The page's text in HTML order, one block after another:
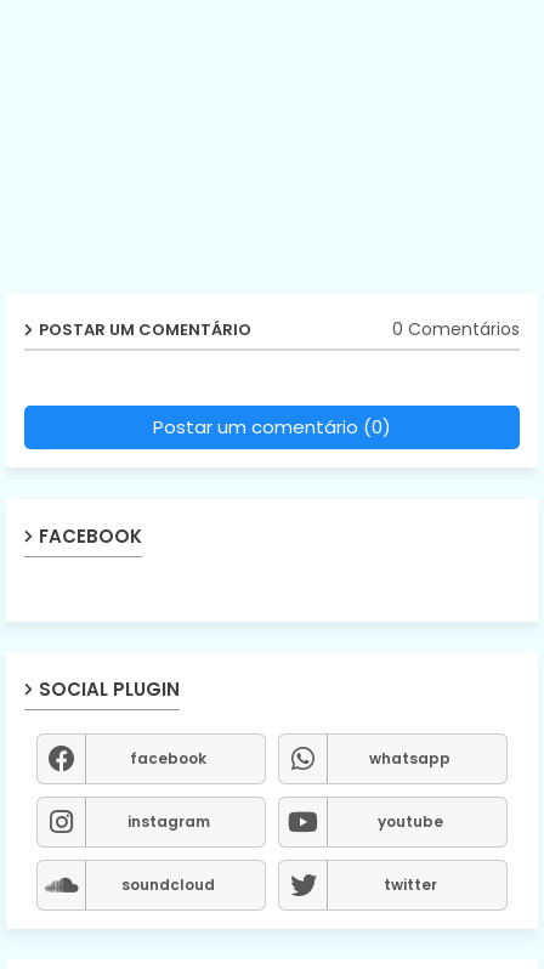
POSTAR UM COMENTÁRIO 0 Comentários
Postar um comentário (0)
FACEBOOK
SOCIAL PLUGIN
facebook whatsapp
instagram youtube
soundcloud twitter